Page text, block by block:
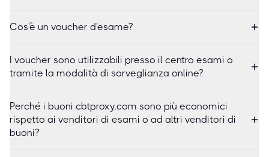
Cos'è un voucher d'esame?
I voucher sono utilizzabili presso il centro esami o
tramite la modalità di sorveglianza online?
Perché i buoni cbtproxy.com sono più economici
rispetto ai venditori di esami o ad altri venditori di
buoni?